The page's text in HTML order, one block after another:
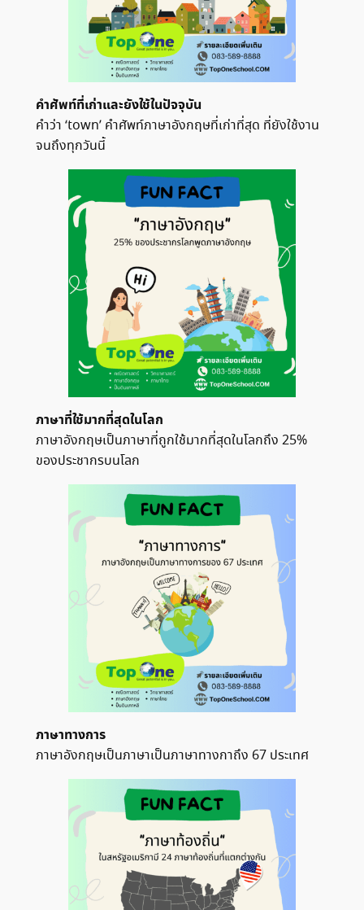
คำศัพท์ที่เก่าและยังใช้ในปัจจุบัน
คำว่า ‘town’ คำศัพท์ภาษาอังกฤษที่เก่าที่สุด ที่ยังใช้งาน
จนถึงทุกวันนี้
ภาษาที่ใช้มากที่สุดในโลก
ภาษาอังกฤษเป็นภาษาที่ถูกใช้มากที่สุดในโลกถึง 25%
ของประชากรบนโลก
ภาษาทางการ
ภาษาอังกฤษเป็นภาษาเป็นภาษาทางกาถึง 67 ประเทศ